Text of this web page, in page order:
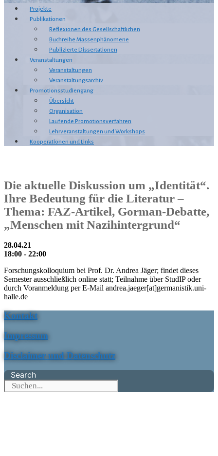
Projekte
Publikationen
Reflexionen des Gesellschaftlichen
Buchreihe Massenphänomene
Publizierte Dissertationen
Veranstaltungen
Veranstaltungen
Veranstaltungsarchiv
Promotionsstudiengang
Übersicht
Organisation
Laufende Promotionsverfahren
Lehrveranstaltungen und Workshops
Kooperationen und Links
Die aktuelle Diskussion um „Identität“.
Ihre Bedeutung für die Literatur –
Thema: FAZ-Artikel, Gorman-Debatte,
„Menschen mit Nazihintergrund“
28.04.21
18:00 - 22:00
Forschungskolloquium bei Prof. Dr. Andrea Jäger; findet dieses
Semester ausschließlich online statt; Teilnahme über StudIP oder
durch Voranmeldung per E-Mail andrea.jaeger[at]germanistik.uni-
halle.de
Kontakt
Impressum
Disclaimer und Datenschutz
Search